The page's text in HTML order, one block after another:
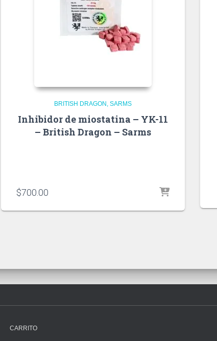
BRITISH DRAGON SARMS
Inhibidor de miostatina – YK-11
– British Dragon – Sarms
$700.00
CARRITO